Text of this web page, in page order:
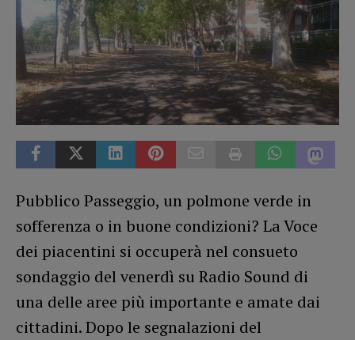
Pubblico Passeggio, un polmone verde in
sofferenza o in buone condizioni? La Voce
dei piacentini si occuperà nel consueto
sondaggio del venerdì su Radio Sound di
una delle aree più importante e amate dai
cittadini. Dopo le segnalazioni del